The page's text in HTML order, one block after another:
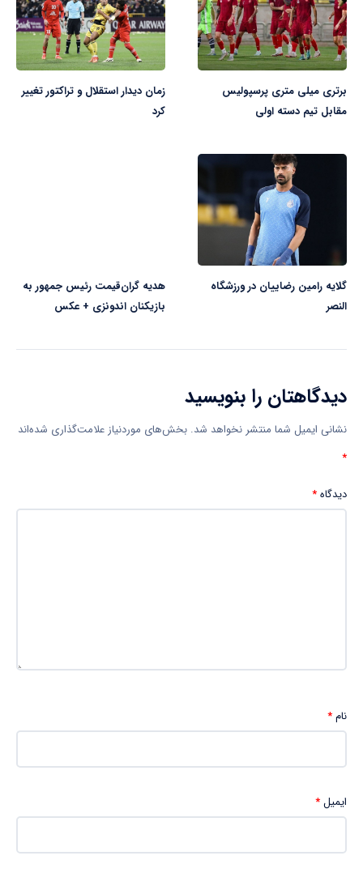
برتری میلی متری پرسپولیس
مقابل تیم دسته اولی
زمان دیدار استقلال و تراکتور تغییر
کرد
گلایه رامین رضاییان در ورزشگاه
النصر
هدیه گران‌قیمت رئیس جمهور به
بازیکنان اندونزی + عکس
دیدگاهتان را بنویسید
نشانی ایمیل شما منتشر نخواهد شد. بخش‌های موردنیاز علامت‌گذاری شده‌اند
*
دیدگاه*
نام*
ایمیل*